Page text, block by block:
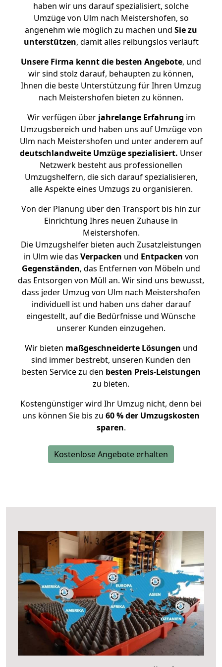
haben wir uns darauf spezialisiert, solche
Umzüge von Ulm nach Meistershofen, so
angenehm wie möglich zu machen und Sie zu
unterstützen, damit alles reibungslos verläuft
Unsere Firma kennt die besten Angebote, und
wir sind stolz darauf, behaupten zu können,
Ihnen die beste Unterstützung für Ihren Umzug
nach Meistershofen bieten zu können.
Wir verfügen überjahrelange Erfahrung im
Umzugsbereich und haben uns auf Umzüge von
Ulm nach Meistershofen und unter anderem auf
deutschlandweite Umzüge spezialisiert. Unser
Netzwerk besteht aus professionellen
Umzugshelfern, die sich darauf spezialisieren,
alle Aspekte eines Umzugs zu organisieren.
Von der Planung über den Transport bis hin zur
Einrichtung Ihres neuen Zuhause in
Meistershofen.
Die Umzugshelfer bieten auch Zusatzleistungen
in Ulm wie das Verpacken und Entpacken von
Gegenständen, das Entfernen von Möbeln und
das Entsorgen von Müll an. Wir sind uns bewusst,
dass jeder Umzug von Ulm nach Meistershofen
individuell ist und haben uns daher darauf
eingestellt, auf die Bedürfnisse und Wünsche
unserer Kunden einzugehen.
Wir bieten maßgeschneiderte Lösungen und
sind immer bestrebt, unseren Kunden den
besten Service zu den besten Preis-Leistungen
zu bieten.
Kostengünstiger wird Ihr Umzug nicht, denn bei
uns können Sie bis zu 60 % der Umzugskosten
sparen.
Kostenlose Angebote erhalten